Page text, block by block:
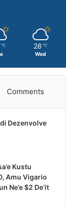
℃ 28 ℃
Wed
Comments
Dezenvolve
Kustu
Amu Vigario
Ne’e $2 De’it